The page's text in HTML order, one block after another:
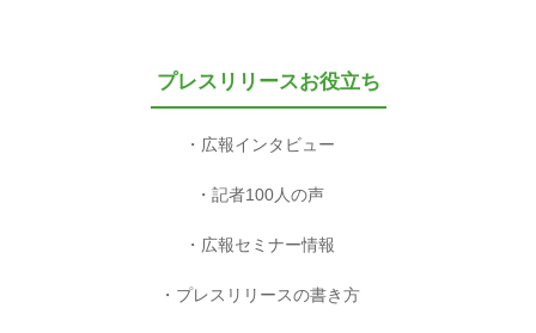
プレスリリースお役立ち
広報インタビュー
記者100人の声
広報セミナー情報
プレスリリースの書き方